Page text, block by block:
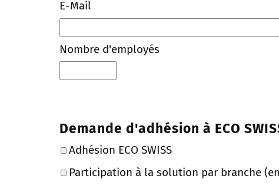
E-Mail
Nombre d'employés
Demande d'adhésion à ECO
Adhésion ECO SWISS
Participation à la solution par branche